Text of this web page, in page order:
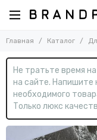
Назад
Для мужчин
Смотреть все
Одежда
Назад
Одежда
Смотреть все
Брюки
Ветровки
Водолазки
Джемперы
Джинсы
Обувь
Сумки
Аксессуары
Главная Каталог
Не тратьте время
на сайте. Напишите
необходимого
Только люкс